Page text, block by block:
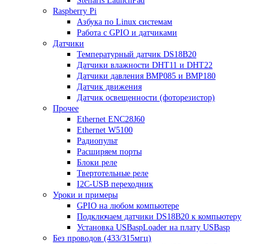
Raspberry Pi
Азбука по Linux системам
Работа с GPIO и датчиками
Датчики
Температурный датчик DS18B20
Датчики влажности DHT11 и DHT22
Датчики давления BMP085 и BMP180
Датчик движения
Датчик освещенности (фоторезистор)
Прочее
Ethernet ENC28J60
Ethernet W5100
Радиопульт
Расширяем порты
Блоки реле
Твертотельные реле
I2C-USB переходник
Уроки и примеры
GPIO на любом компьютере
Подключаем датчики DS18B20 к компьютеру
Установка USBaspLoader на плату USBasp
Без проводов (433/315мгц)